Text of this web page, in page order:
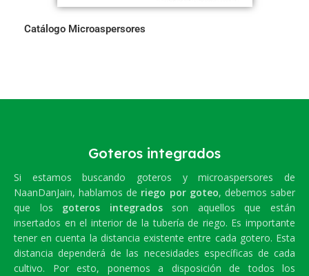
Catálogo Microaspersores
Goteros integrados
Si estamos buscando goteros y microaspersores de
NaanDanJain, hablamos de riego por goteo, debemos saber
que los goteros integradosson aquellos que están
insertados en el interior de la tubería de riego. Es importante
tener en cuenta la distancia existente entre cada gotero. Esta
distancia dependerá de las necesidades específicas de cada
cultivo. Por esto, ponemos a disposición de todos los